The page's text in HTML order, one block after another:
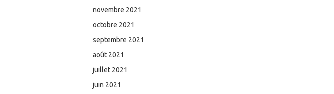
novembre 2021
octobre 2021
septembre 2021
août 2021
juillet 2021
juin 2021